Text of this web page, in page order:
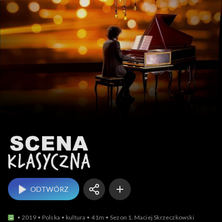
Scena klasyczna
ODTWÓRZ
2019 Polska kultura 41m Sezon 1, Maciej Skrzeczkowski